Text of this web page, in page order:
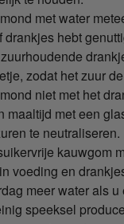
met water
drankjes hebt
zodat het zuur
niet met het
maaltijd met een
te neutraliseren.
kauwgom
voeding en
meer water als
speeksel